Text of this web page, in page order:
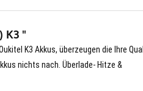
K3 "
K3 Akkus, überzeugen die Ihre
nichts nach. Überlade- Hitze &